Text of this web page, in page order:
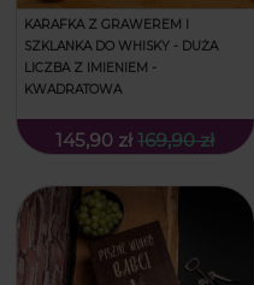
KARAFKA Z GRAWEREM I
SZKLANKA DO WHISKY - DUŻA
LICZBA Z IMIENIEM -
KWADRATOWA
145,90 zł 169,90 zł